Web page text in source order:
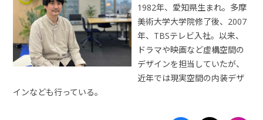
1982年、愛知県生まれ。多摩
美術大学大学院修了後、2007
年、TBSテレビ入社。以来、
ドラマや映画など虚構空間の
デザインを担当していたが、
近年では現実空間の内装デザ
インなども行っている。